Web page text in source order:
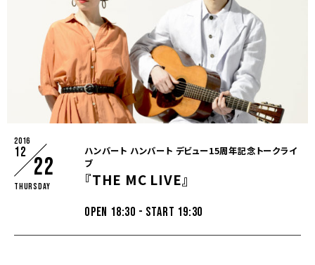
2016
12
22
Thursday
ハンバート ハンバート デビュー15周年記念トークライ
ブ
『THE MC LIVE』
OPEN 18:30 - START 19:30